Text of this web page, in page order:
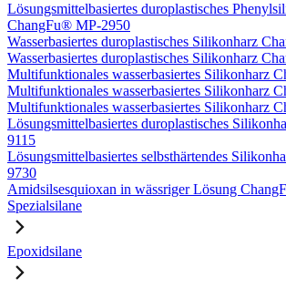
Lösungsmittelbasiertes duroplastisches
ChangFu® MP-2950
Wasserbasiertes duroplastisches Silikonharz
Wasserbasiertes duroplastisches Silikonharz
Multifunktionales wasserbasiertes Silikonharz
Multifunktionales wasserbasiertes Silikonharz
Multifunktionales wasserbasiertes Silikonharz
Lösungsmittelbasiertes duroplastisches
9115
Lösungsmittelbasiertes selbsthärtendes
9730
Amidsilsesquioxan in wässriger Lösung
Spezialsilane
Epoxidsilane